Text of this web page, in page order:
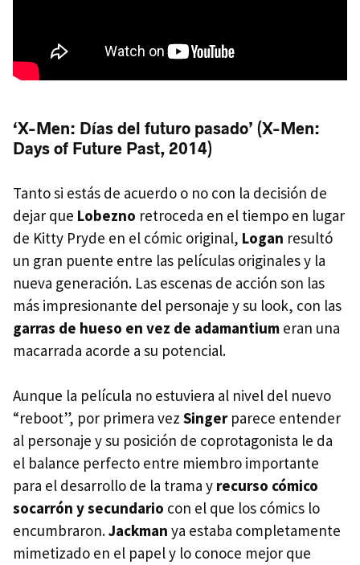
‘X-Men: Días del futuro pasado’ (X-Men:
Days of Future Past, 2014)
Tanto si estás de acuerdo o no con la decisión de
dejar que Lobezno retroceda en el tiempo en lugar
de Kitty Pryde en el cómic original, Logan resultó
un gran puente entre las películas originales y la
nueva generación. Las escenas de acción son las
más impresionante del personaje y su look, con las
garras de hueso en vez de adamantium eran una
macarrada acorde a su potencial.
Aunque la película no estuviera al nivel del nuevo
“reboot”, por primera vez Singerparece entender
al personaje y su posición de coprotagonista le da
el balance perfecto entre miembro importante
para el desarrollo de la trama y recurso cómico
socarrón y secundario con el que los cómics lo
encumbraron.Jackman ya estaba completamente
mimetizado en el papel y lo conoce mejor que